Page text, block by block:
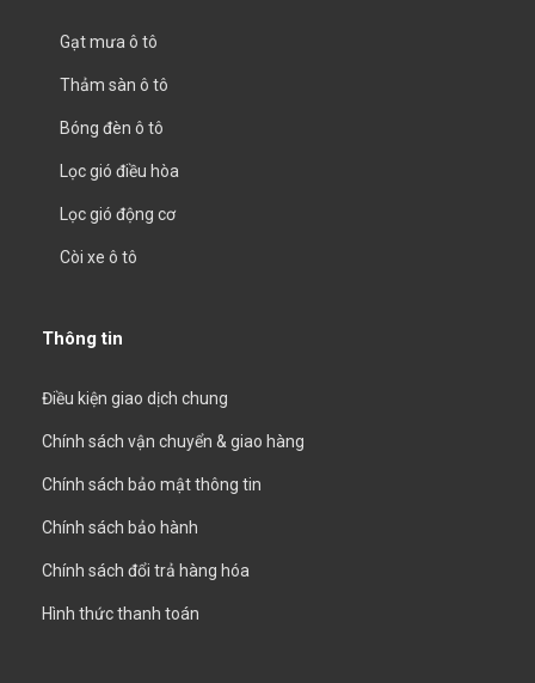
Gạt mưa ô tô
Thảm sàn ô tô
Bóng đèn ô tô
Lọc gió điều hòa
Lọc gió động cơ
Còi xe ô tô
Thông tin
Điều kiện giao dịch chung
Chính sách vận chuyển & giao hàng
Chính sách bảo mật thông tin
Chính sách bảo hành
Chính sách đổi trả hàng hóa
Hình thức thanh toán